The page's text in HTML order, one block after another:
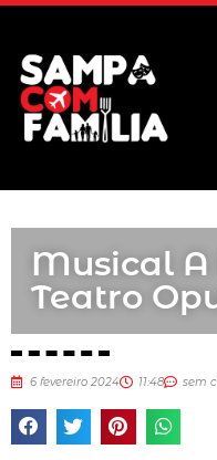
Musical A
Teatro
6 fevereiro 2024 11:48 sem